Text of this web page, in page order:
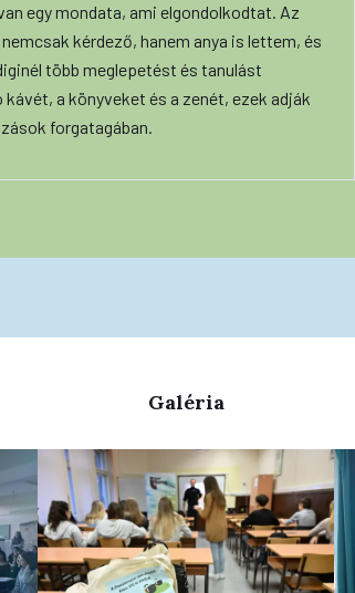
egy mondata, ami elgondolkodtat. Az
kérdező, hanem anya is lettem, és
több meglepetést és tanulást
a könyveket és a zenét, ezek adják
forgatagában.
Galéria